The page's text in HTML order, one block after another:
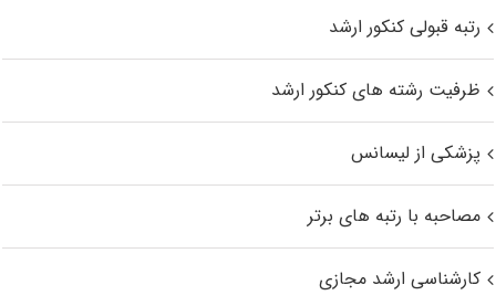
رتبه قبولی کنکور ارشد
ظرفیت رشته های کنکور ارشد
پزشکی از لیسانس
مصاحبه با رتبه های برتر
کارشناسی ارشد مجازی